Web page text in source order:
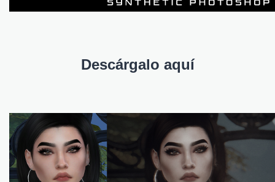
Descárgalo aquí